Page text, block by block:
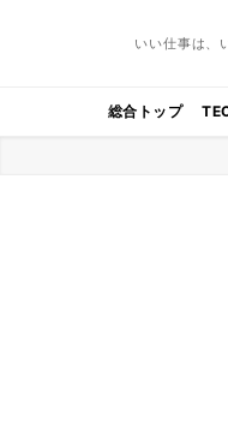
いい仕事は、
総合トップ